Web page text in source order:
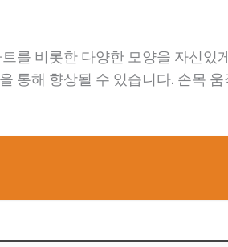
를 비롯한 다양한 모양을 자신있
통해 향상될 수 있습니다. 손목